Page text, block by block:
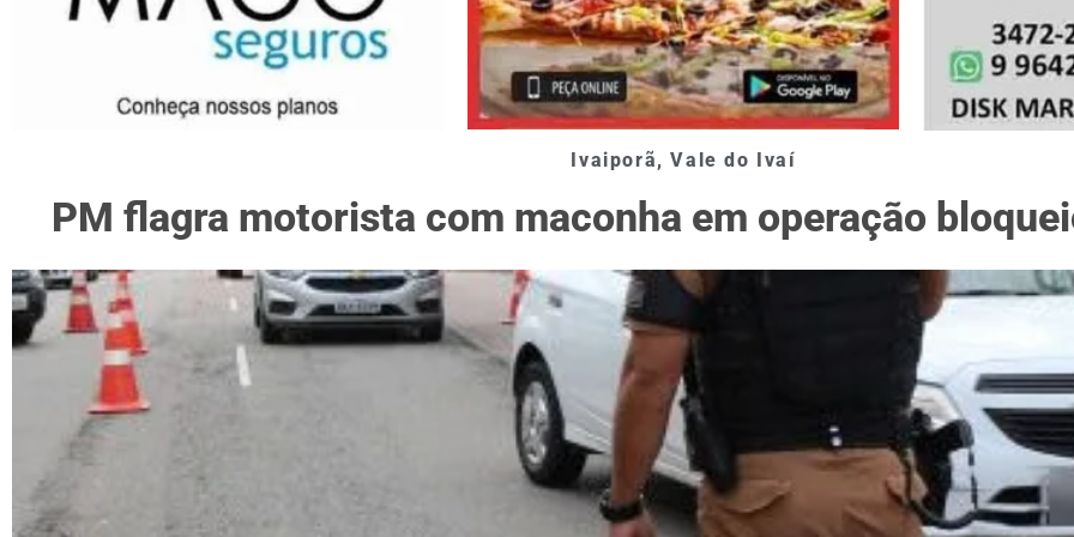
Ivaiporã,Vale do Ivaí
PM flagra motorista com maconha em operação